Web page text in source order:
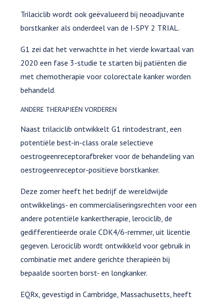
Trilaciclib wordt ook geëvalueerd bij neoadjuvante
borstkanker als onderdeel van de I-SPY 2 TRIAL.
G1 zei dat het verwachtte in het vierde kwartaal van
2020 een fase 3-studie te starten bij patiënten die
met chemotherapie voor colorectale kanker worden
behandeld.
ANDERE THERAPIEËN VORDEREN
Naast trilaciclib ontwikkelt G1 rintodestrant, een
potentiële best-in-class orale selectieve
oestrogeenreceptorafbreker voor de behandeling van
oestrogeenreceptor-positieve borstkanker.
Deze zomer heeft het bedrijf de wereldwijde
ontwikkelings- en commercialiseringsrechten voor een
andere potentiële kankertherapie, lerociclib, de
gedifferentieerde orale CDK4/6-remmer, uit licentie
gegeven. Lerociclib wordt ontwikkeld voor gebruik in
combinatie met andere gerichte therapieën bij
bepaalde soorten borst- en longkanker.
EQRx, gevestigd in Cambridge, Massachusetts, heeft